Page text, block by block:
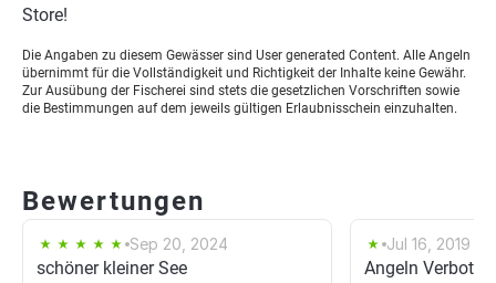
Store!
Die Angaben zu diesem Gewässer sind User generated Content. Alle Angeln
übernimmt für die Vollständigkeit und Richtigkeit der Inhalte keine Gewähr.
Zur Ausübung der Fischerei sind stets die gesetzlichen Vorschriften sowie
die Bestimmungen auf dem jeweils gültigen Erlaubnisschein einzuhalten.
Bewertungen
Sep 20, 2024
schöner kleiner See
Jul 16, 2019
Angeln